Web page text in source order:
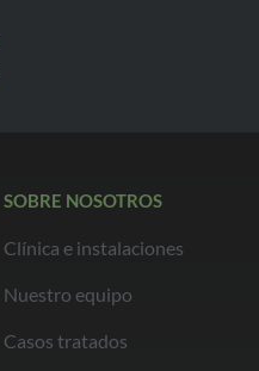
SOBRE NOSOTROS
Clínica e instalaciones
Nuestro equipo
Casos tratados